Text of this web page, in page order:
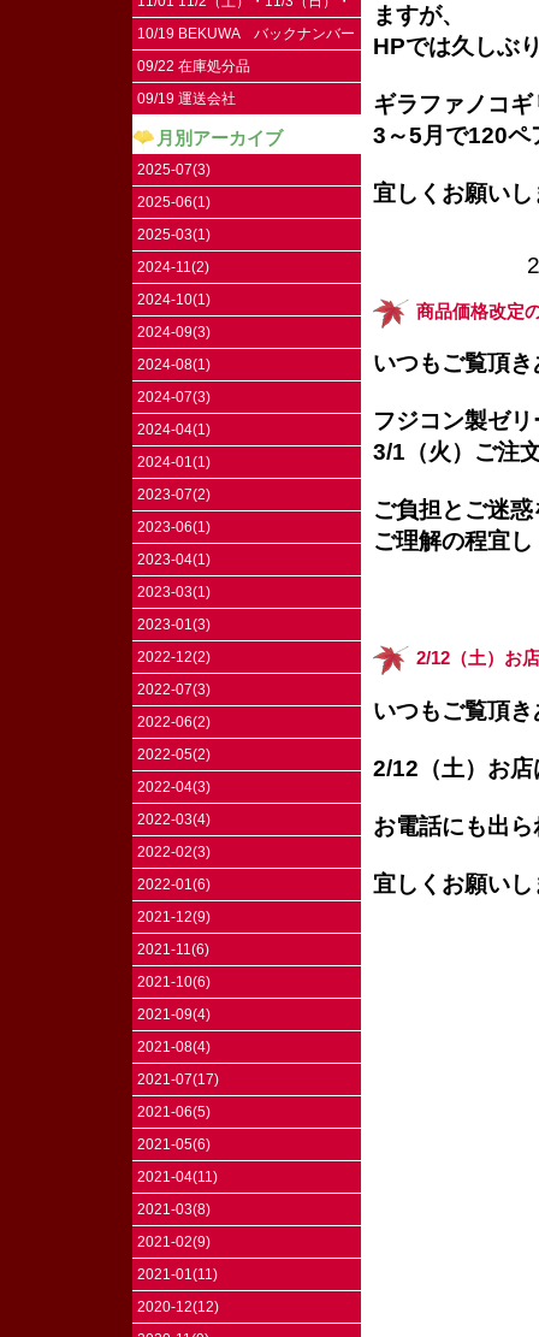
11/4（祝）はお休みです。
10/19 BEKUWA バックナンバー
09/22 在庫処分品
09/19 運送会社
月別アーカイブ
2025-07(3)
2025-06(1)
2025-03(1)
2024-11(2)
2024-10(1)
2024-09(3)
2024-08(1)
2024-07(3)
2024-04(1)
2024-01(1)
2023-07(2)
2023-06(1)
2023-04(1)
2023-03(1)
2023-01(3)
2022-12(2)
2022-07(3)
2022-06(2)
2022-05(2)
2022-04(3)
2022-03(4)
2022-02(3)
2022-01(6)
2021-12(9)
2021-11(6)
2021-10(6)
2021-09(4)
2021-08(4)
2021-07(17)
2021-06(5)
2021-05(6)
2021-04(11)
2021-03(8)
2021-02(9)
2021-01(11)
2020-12(12)
ますが、
HPでは久しぶ
ギラファノコ
3～5月で120ペ
宜しくお願いし
商品価格改定
いつもご覧頂
フジコン製ゼ
3/1（火）ご注
ご負担とご迷
ご理解の程宜
2/12（土）お
いつもご覧頂
2/12（土）お
お電話にも出
宜しくお願い